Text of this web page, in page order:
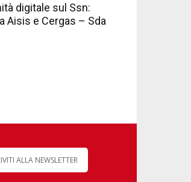
digitale sul Ssn:
Aisis e Cergas – Sda
ALLA NEWSLETTER